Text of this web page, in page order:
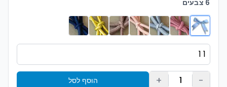
6 צבעים
-
1
+ הוסף לסל